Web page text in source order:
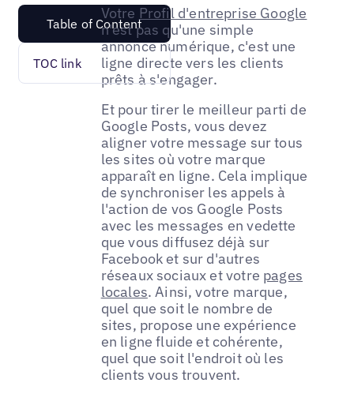
Table of Content
TOC link
Votre Profil d'entreprise Google
n'est pas qu'une simple
annonce numérique, c'est une
ligne directe vers les clients
prêts à s'engager.
Et pour tirer le meilleur parti de
Google Posts, vous devez
aligner votre message sur tous
les sites où votre marque
apparaît en ligne. Cela implique
de synchroniser les appels à
l'action de vos Google Posts
avec les messages en vedette
que vous diffusez déjà sur
Facebook et sur d'autres
réseaux sociaux et votre pages
locales. Ainsi, votre marque,
quel que soit le nombre de
sites, propose une expérience
en ligne fluide et cohérente,
quel que soit l'endroit où les
clients vous trouvent.